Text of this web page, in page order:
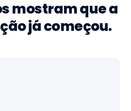
mostram que a
já começou.